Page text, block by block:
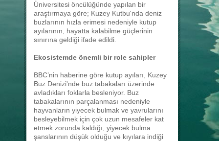
Üniversitesi öncülüğünde yapılan bir
araştırmaya göre; Kuzey Kutbu'nda deniz
buzlarının hızla erimesi nedeniyle kutup
ayılarının, hayatta kalabilme güçlerinin
sınırına geldiği ifade edildi.
Ekosistemde önemli bir role sahipler
BBC’nin haberine göre kutup ayıları, Kuzey
Buz Denizi'nde buz tabakaları üzerinde
avladıkları foklarla besleniyor. Buz
tabakalarının parçalanması nedeniyle
hayvanların yiyecek bulmak ve yavrularını
besleyebilmek için çok uzun mesafeler kat
etmek zorunda kaldığı, yiyecek bulma
şanslarının düşük olduğu ve kıyılara indiği